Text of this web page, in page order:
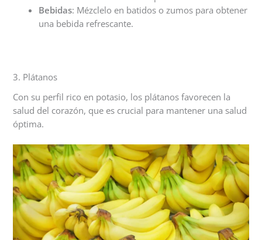
Bebidas: Mézclelo en batidos o zumos para obtener
una bebida refrescante.
3. Plátanos
Con su perfil rico en potasio, los plátanos favorecen la
salud del corazón, que es crucial para mantener una salud
óptima.